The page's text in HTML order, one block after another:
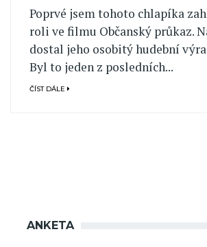
Poprvé jsem tohoto chlapíka
roli ve filmu Občanský průkaz.
dostal jeho osobitý hudební
Byl to jeden z posledních...
ČÍST DÁLE
ANKETA